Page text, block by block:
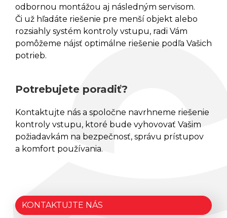
SALTO KONFIGURÁTOR
REFERENCIE
KONTAKT
odbornou montážou aj následným servisom.
Či už hľadáte riešenie pre menší objekt alebo
rozsiahly systém kontroly vstupu, radi Vám
pomôžeme nájsť optimálne riešenie podľa Vašich
potrieb.
Potrebujete poradiť?
Kontaktujte nás a spoločne navrhneme riešenie
kontroly vstupu, ktoré bude vyhovovať Vašim
požiadavkám na bezpečnosť, správu prístupov
a komfort používania.
KONTAKTUJTE NÁS